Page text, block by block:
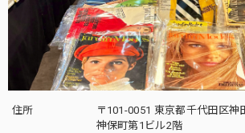
住所
〒101-0051 東京都千代田区神
神保町第1ビル2階